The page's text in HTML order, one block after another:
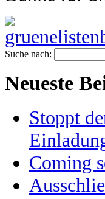
Suche nach:
Neueste
Stoppt
Coming